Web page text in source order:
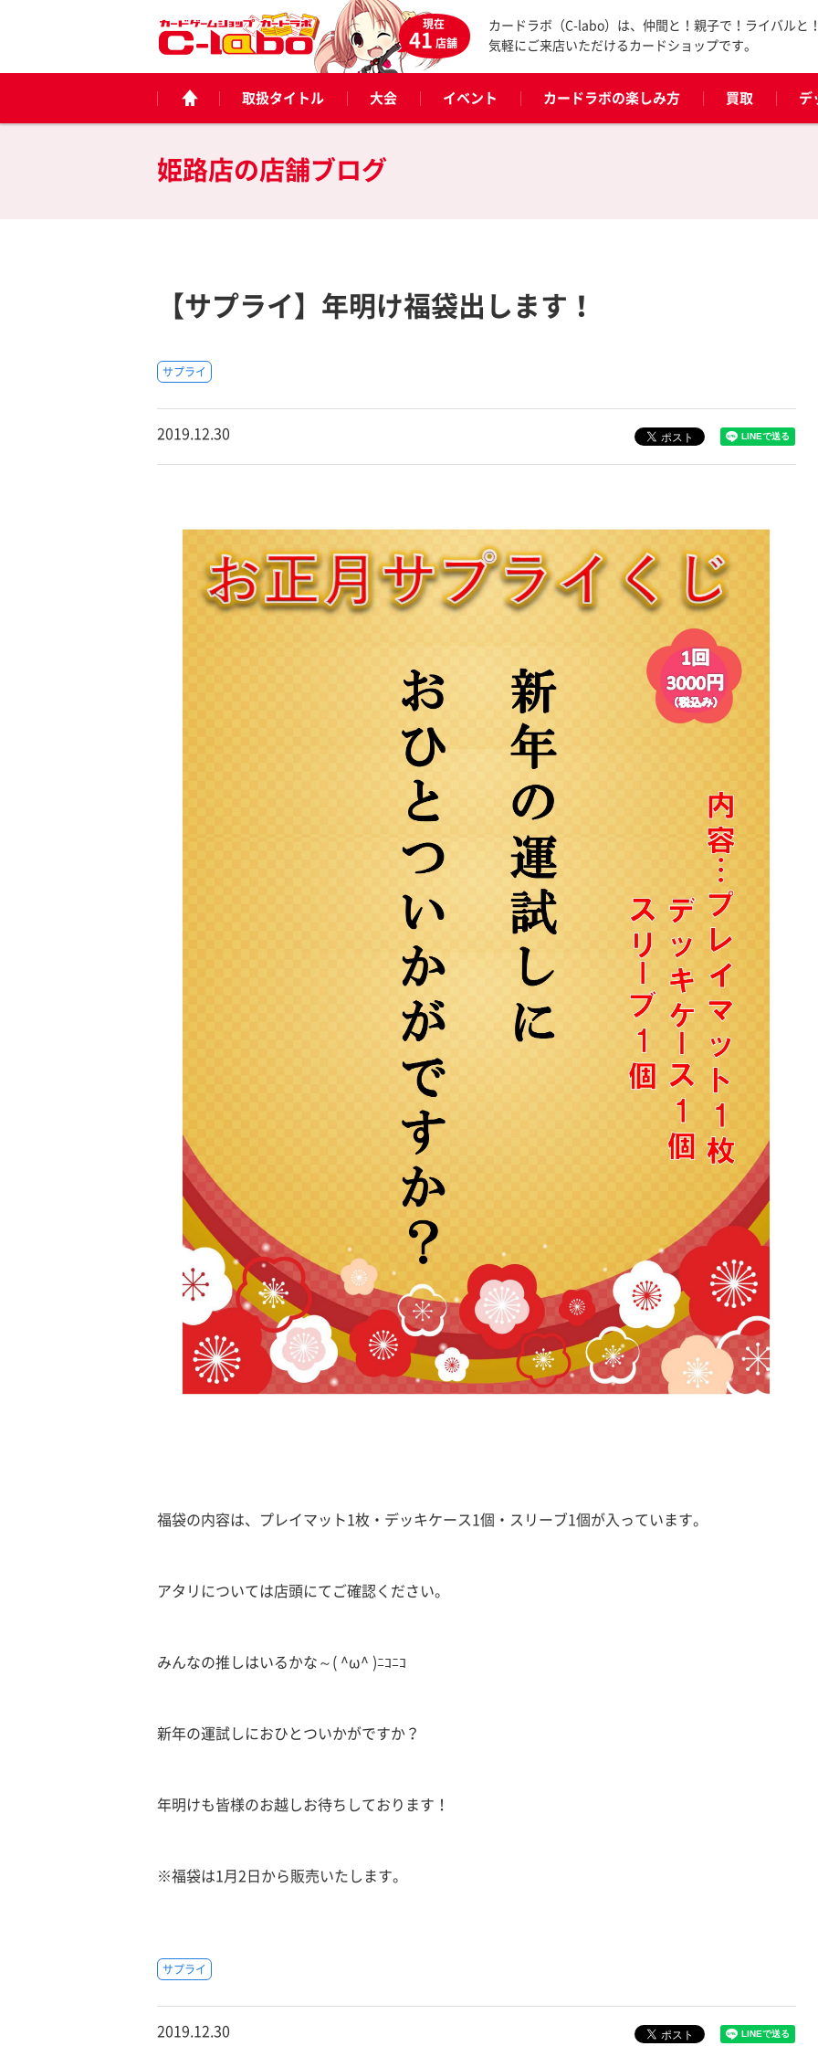
現在
41店舗
カードラボ（C-labo）は、仲間と！親子で！ライバルと
気軽にご来店いただけるカードショップです。
取扱タイトル 大会 イベント カードラボの楽しみ方 買取 デ
姫路店の店舗ブログ
【サプライ】年明け福袋出します！
サプライ
2019.12.30
福袋の内容は、プレイマット1枚・デッキケース1個・スリーブ1個が入っています。
アタリについては店頭にてご確認ください。
みんなの推しはいるかな～( ^ω^ )ﾆｺﾆｺ
新年の運試しにおひとついかがですか？
年明けも皆様のお越しお待ちしております！
※福袋は1月2日から販売いたします。
サプライ
2019.12.30